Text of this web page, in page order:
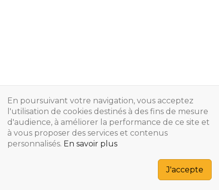
En poursuivant votre navigation, vous acceptez
l'utilisation de cookies destinés à des fins de mesure
d'audience, à améliorer la performance de ce site et
à vous proposer des services et contenus
personnalisés. En savoir plus
J'accepte